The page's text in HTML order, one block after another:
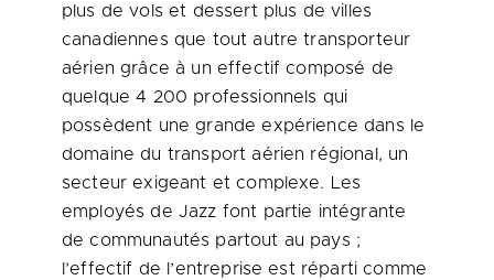
plus de vols et dessert plus de villes
canadiennes que tout autre transporteur
aérien grâce à un effectif composé de
quelque 4 200 professionnels qui
possèdent une grande expérience dans le
domaine du transport aérien régional, un
secteur exigeant et complexe. Les
employés de Jazz font partie intégrante
de communautés partout au pays ;
l’effectif de l’entreprise est réparti comme